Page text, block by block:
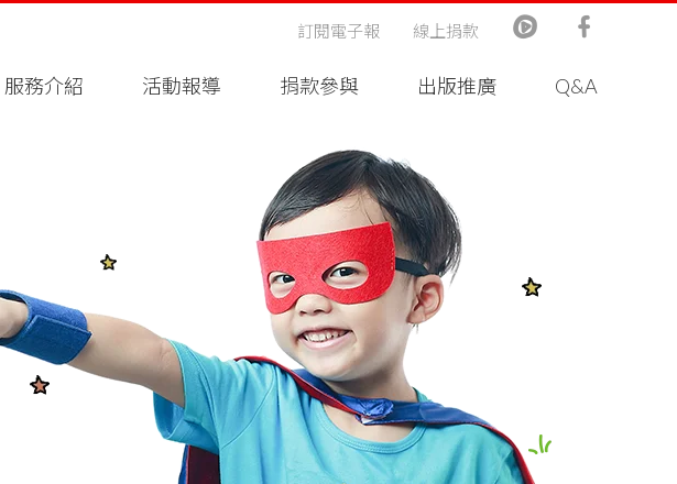
服務介紹 活動報導 捐款參與 出版推廣 Q&A
訂閱電子報 線上捐款